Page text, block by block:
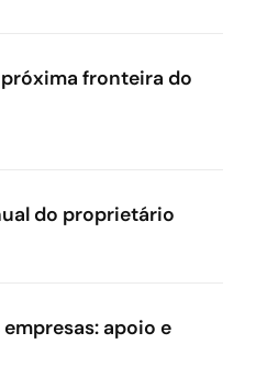
fronteira do
do proprietário
apoio e